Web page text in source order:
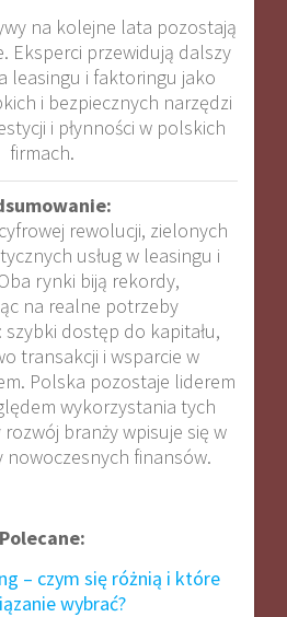
na kolejne lata pozostają
Eksperci przewidują dalszy
leasingu i faktoringu jako
i bezpiecznych narzędzi
i płynności w polskich
firmach.
rewolucji, zielonych
usług w leasingu i
rynki biją rekordy,
na realne potrzeby
dostęp do kapitału,
transakcji i wsparcie w
Polska pozostaje liderem
wykorzystania tych
branży wpisuje się w
finansów.
Polecane:
– czym się różnią i które
wybrać?